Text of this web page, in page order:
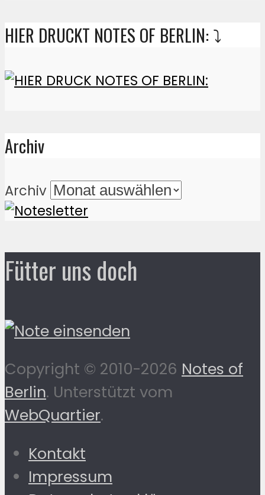
HIER DRUCKT NOTES OF BERLIN: ⤵️
Archiv
Archiv
Fütter uns doch
Copyright © 2010-2026 Notes of
Berlin. Unterstützt vom
WebQuartier.
Kontakt
Impressum